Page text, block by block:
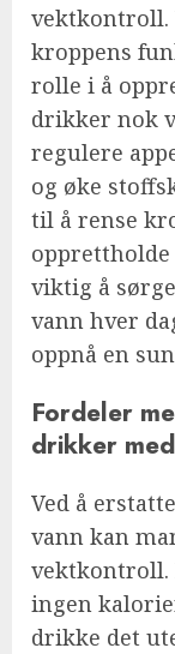
vektkontroll.
kroppens
rolle i å
drikker nok
regulere
og øke
til å rense
opprettholde
viktig å
vann hver
oppnå en
Fordeler
drikker
Ved å
vann kan
vektkontroll.
ingen
drikke det